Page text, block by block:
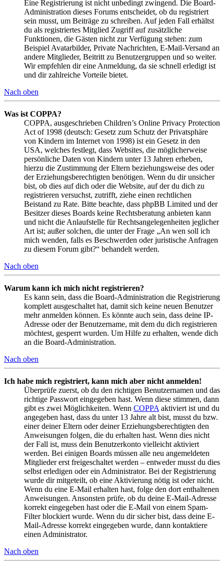
Eine Registrierung ist nicht unbedingt zwingend. Die Board-
Administration dieses Forums entscheidet, ob du registriert
sein musst, um Beiträge zu schreiben. Auf jeden Fall erhältst
du als registriertes Mitglied Zugriff auf zusätzliche
Funktionen, die Gästen nicht zur Verfügung stehen: zum
Beispiel Avatarbilder, Private Nachrichten, E-Mail-Versand an
andere Mitglieder, Beitritt zu Benutzergruppen und so weiter.
Wir empfehlen dir eine Anmeldung, da sie schnell erledigt ist
und dir zahlreiche Vorteile bietet.
Nach oben
Was ist COPPA?
COPPA, ausgeschrieben Children’s Online Privacy Protection
Act of 1998 (deutsch: Gesetz zum Schutz der Privatsphäre
von Kindern im Internet von 1998) ist ein Gesetz in den
USA, welches festlegt, dass Websites, die möglicherweise
persönliche Daten von Kindern unter 13 Jahren erheben,
hierzu die Zustimmung der Eltern beziehungsweise des oder
der Erziehungsberechtigten benötigen. Wenn du dir unsicher
bist, ob dies auf dich oder die Website, auf der du dich zu
registrieren versuchst, zutrifft, ziehe einen rechtlichen
Beistand zu Rate. Bitte beachte, dass phpBB Limited und der
Besitzer dieses Boards keine Rechtsberatung anbieten kann
und nicht die Anlaufstelle für Rechtsangelegenheiten jeglicher
Art ist; außer solchen, die unter der Frage „An wen soll ich
mich wenden, falls es Beschwerden oder juristische Anfragen
zu diesem Forum gibt?“ behandelt werden.
Nach oben
Warum kann ich mich nicht registrieren?
Es kann sein, dass die Board-Administration die Registrierung
komplett ausgeschaltet hat, damit sich keine neuen Benutzer
mehr anmelden können. Es könnte auch sein, dass deine IP-
Adresse oder der Benutzername, mit dem du dich registrieren
möchtest, gesperrt wurden. Um Hilfe zu erhalten, wende dich
an die Board-Administration.
Nach oben
Ich habe mich registriert, kann mich aber nicht anmelden!
Überprüfe zuerst, ob du den richtigen Benutzernamen und das
richtige Passwort eingegeben hast. Wenn diese stimmen, dann
gibt es zwei Möglichkeiten. Wenn COPPA aktiviert ist und du
angegeben hast, dass du unter 13 Jahre alt bist, musst du bzw.
einer deiner Eltern oder deiner Erziehungsberechtigten den
Anweisungen folgen, die du erhalten hast. Wenn dies nicht
der Fall ist, muss dein Benutzerkonto vielleicht aktiviert
werden. Bei einigen Boards müssen alle neu angemeldeten
Mitglieder erst freigeschaltet werden – entweder musst du dies
selbst erledigen oder ein Administrator. Bei der Registrierung
wurde dir mitgeteilt, ob eine Aktivierung nötig ist oder nicht.
Wenn du eine E-Mail erhalten hast, folge den dort enthaltenen
Anweisungen. Ansonsten prüfe, ob du deine E-Mail-Adresse
korrekt eingegeben hast oder die E-Mail von einem Spam-
Filter blockiert wurde. Wenn du dir sicher bist, dass deine E-
Mail-Adresse korrekt eingegeben wurde, dann kontaktiere
einen Administrator.
Nach oben